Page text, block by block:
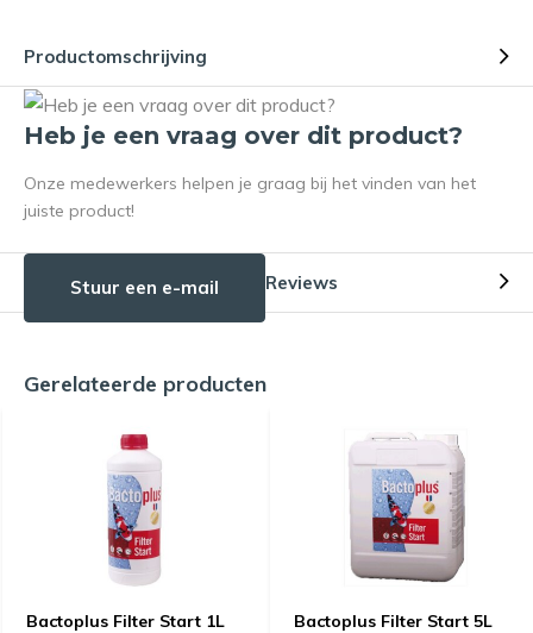
Productomschrijving
Heb je een vraag over dit product?
Onze medewerkers helpen je graag bij het vinden van het
juiste product!
Stuur een e-mail Reviews
Gerelateerde producten
Bactoplus Filter Start 1L Bactoplus Filter Start 5L